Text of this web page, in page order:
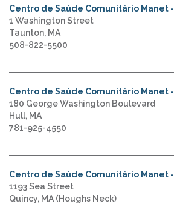
Centro de Saúde Comunitário Manet -
1 Washington Street
Taunton, MA
508-822-5500
Centro de Saúde Comunitário Manet -
180 George Washington Boulevard
Hull, MA
781-925-4550
Centro de Saúde Comunitário Manet -
1193 Sea Street
Quincy, MA (Houghs Neck)